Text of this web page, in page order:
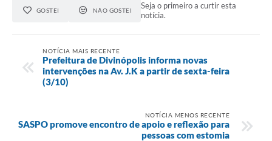
GOSTEI NÃO GOSTEI
Seja o primeiro a curtir esta
notícia.
NOTÍCIA MAIS RECENTE
Prefeitura de Divinópolis informa novas
intervenções na Av. J.K a partir de sexta-feira
(3/10)
NOTÍCIA MENOS RECENTE
SASPO promove encontro de apoio e reflexão para
pessoas com estomia